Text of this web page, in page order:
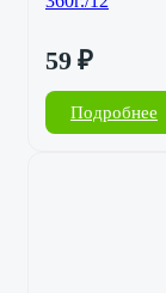
59 ₽
Подробнее